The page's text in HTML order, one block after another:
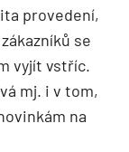
provedení,
se
vyjít vstříc.
mj. i v tom,
na